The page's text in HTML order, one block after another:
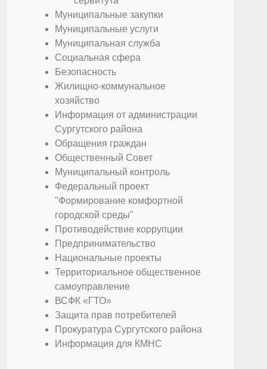
Муниципальные закупки
Муниципальные услуги
Муниципальная служба
Социальная сфера
Безопасность
Жилищно-коммунальное
хозяйство
Информация от администрации
Сургутского района
Обращения граждан
Общественный Совет
Муниципальный контроль
Федеральный проект
"Формирование комфортной
городской среды"
Противодействие коррупции
Предпринимательство
Национальные проекты
Территориальное общественное
самоуправление
ВСФК «ГТО»
Защита прав потребителей
Прокуратура Сургутского района
Информация для КМНС